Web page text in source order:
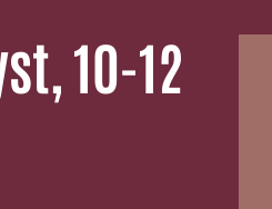
10-12